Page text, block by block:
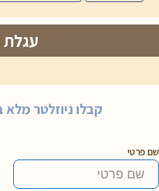
עגלת
קבלו ניוזלטר
שם פרטי